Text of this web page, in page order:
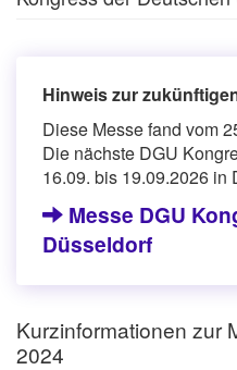
Hinweis zur
Diese Messe fand vom
Die nächste DGU
16.09. bis 19.09.2026 in
Messe DGU
Düsseldorf
Kurzinformationen zur
2024